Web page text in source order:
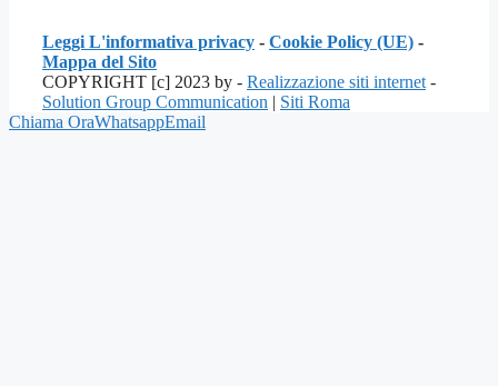
Leggi L'informativa privacy - Cookie Policy (UE) -
Mappa del Sito
COPYRIGHT [c] 2023 by - Realizzazione siti internet -
Solution Group Communication | Siti Roma
Chiama OraWhatsappEmail